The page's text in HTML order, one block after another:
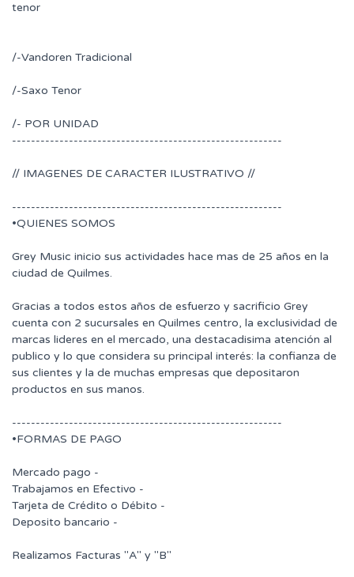
tenor
/-Vandoren Tradicional
/-Saxo Tenor
/- POR UNIDAD
---------------------------------------------------------
// IMAGENES DE CARACTER ILUSTRATIVO //
---------------------------------------------------------
•QUIENES SOMOS
Grey Music inicio sus actividades hace mas de 25 años en la
ciudad de Quilmes.
Gracias a todos estos años de esfuerzo y sacrificio Grey
cuenta con 2 sucursales en Quilmes centro, la exclusividad de
marcas lideres en el mercado, una destacadisima atención al
publico y lo que considera su principal interés: la confianza de
sus clientes y la de muchas empresas que depositaron
productos en sus manos.
---------------------------------------------------------
•FORMAS DE PAGO
Mercado pago -
Trabajamos en Efectivo -
Tarjeta de Crédito o Débito -
Deposito bancario -
Realizamos Facturas "A" y "B"